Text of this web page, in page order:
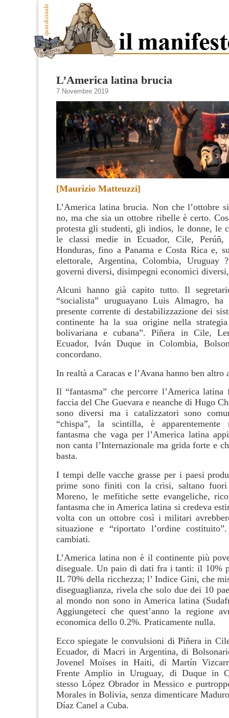
L’America latina brucia
7 Novembre 2019
[Maurizio Matteuzzi]
L’America latina brucia. Non che l’ottobre
no, ma che sia un ottobre ribelle è certo.
protesta gli studenti, gli indios, le donne, le
le classi medie in Ecuador, Cile,
Honduras, fino a Panama e Costa Rica e,
elettorale, Argentina, Colombia, Uruguay
governi diversi, disimpegni economici
Alcuni hanno già capito tutto. Il
“socialista” uruguayano Luis Almagro,
presente corrente di destabilizzazione dei
continente ha la sua origine nella
bolivariana e cubana”. Piñera in Cile,
Ecuador, Iván Duque in Colombia,
concordano.
In realtà a Caracas e l’Avana hanno ben altro
Il “fantasma” che percorre l’America latina
faccia del Che Guevara e neanche di Hugo
sono diversi ma i catalizzatori sono
“chispa”, la scintilla, è apparentemente
fantasma che vaga per l’America latina
non canta l’Internazionale ma grida forte e
basta.
I tempi delle vacche grasse per i paesi
prime sono finiti con la crisi, saltano
Moreno, le mefitiche sette evangeliche,
fantasma che in America latina si credeva
volta con un ottobre così i militari
situazione e “riportato l’ordine
cambiati.
L’America latina non è il continente più
diseguale. Un paio di dati fra i tanti: il 10%
IL 70% della ricchezza; l’ Indice Gini, che
diseguaglianza, rivela che solo due dei 10
al mondo non sono in America latina
Aggiungeteci che quest’anno la regione
economica dello 0.2%. Praticamente nulla.
Ecco spiegate le convulsioni di Piñera in
Ecuador, di Macri in Argentina, di
Jovenel Moïses in Haiti, di Martín
Frente Amplio in Uruguay, di Duque in
stesso López Obrador in Messico e
Morales in Bolivia, senza dimenticare
Díaz Canel a Cuba.